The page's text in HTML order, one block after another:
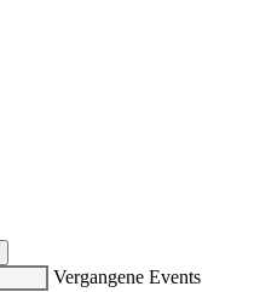
Vergangene Events